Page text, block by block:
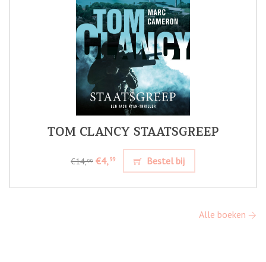
TOM CLANCY STAATSGREEP
€14,99 €4,99 Bestel bij
Alle boeken